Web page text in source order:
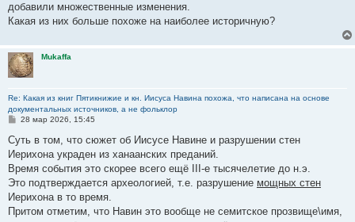
и
е
добавили множественные изменения.
Какая из них больше похоже на наиболее историчную?
Mukaffa
Re: Какая из книг Пятикнижие и кн. Иисуса Навина похожа, что написана на основе
документальных источников, а не фольклор
С
о
б
щ
е
и
е
28 мар 2026, 15:45
Суть в том, что сюжет об Иисусе Навине и разрушении стен
Иерихона украден из ханаанских преданий.
Время события это скорее всего ещё III-е тысячелетие до н.э.
Это подтверждается археологией, т.е. разрушение мощных стен
Иерихона в то время.
Притом отметим, что Навин это вообще не семитское прозвище\имя,